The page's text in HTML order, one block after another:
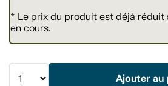
* Le prix du produit est déjà réduit
en cours.
Ajouter au